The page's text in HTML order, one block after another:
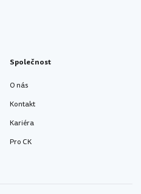
Společnost
O nás
Kontakt
Kariéra
Pro CK